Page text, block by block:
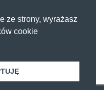
ze strony, wyrażasz
cookie